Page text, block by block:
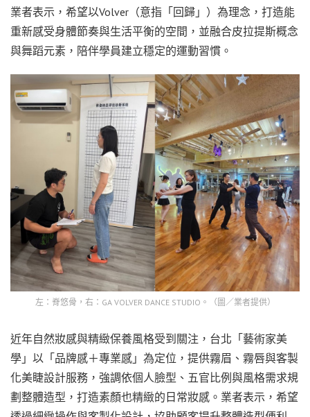
業者表示，希望以Volver（意指「回歸」）為理念，打造能
重新感受身體節奏與生活平衡的空間，並融合皮拉提斯概念
與舞蹈元素，陪伴學員建立穩定的運動習慣。
左：脊悠骨，右：GA VOLVER DANCE STUDIO。（圖／業者提供）
近年自然妝感與精緻保養風格受到關注，台北「藝術家美
學」以「品牌感＋專業感」為定位，提供霧眉、霧唇與客製
化美睫設計服務，強調依個人臉型、五官比例與風格需求規
劃整體造型，打造素顏也精緻的日常妝感。業者表示，希望